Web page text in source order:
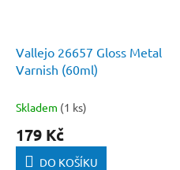
Vallejo 26657 Gloss Metal
Varnish (60ml)
Skladem (1 ks)
179 Kč
DO KOŠÍKU